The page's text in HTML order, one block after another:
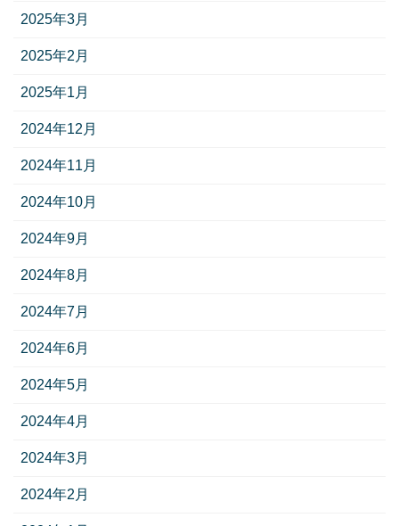
2025年3月
2025年2月
2025年1月
2024年12月
2024年11月
2024年10月
2024年9月
2024年8月
2024年7月
2024年6月
2024年5月
2024年4月
2024年3月
2024年2月